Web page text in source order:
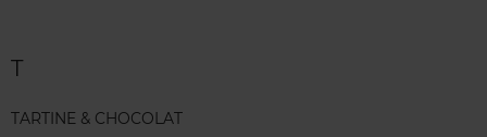
T
TARTINE & CHOCOLAT